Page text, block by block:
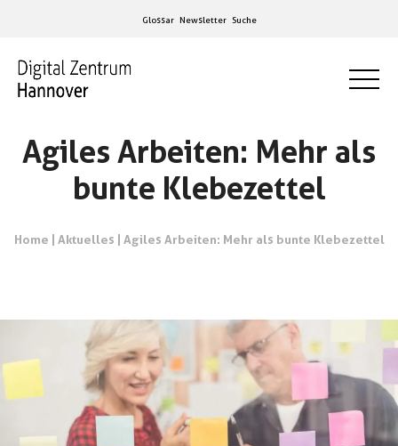
Glossar Newsletter Suche
Agiles Arbeiten: Mehr als
bunte Klebezettel
Home | Aktuelles | Agiles Arbeiten: Mehr als bunte Klebezettel